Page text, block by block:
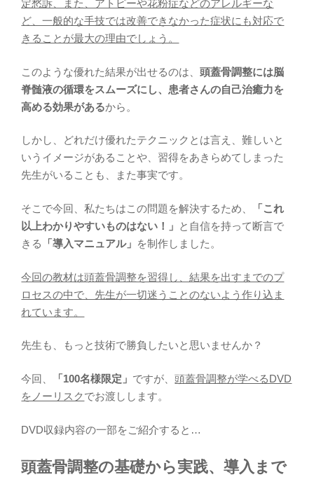
定愁訴、また、アトピーや花粉症などのアレルギーな
ど、一般的な手技では改善できなかった症状にも対応で
きることが最大の理由でしょう。
このような優れた結果が出せるのは、頭蓋骨調整には脳
脊髄液の循環をスムーズにし、患者さんの自己治癒力を
高める効果があるから。
しかし、どれだけ優れたテクニックとは言え、難しいと
いうイメージがあることや、習得をあきらめてしまった
先生がいることも、また事実です。
そこで今回、私たちはこの問題を解決するため、
「これ
以上わかりやすいものはない！」 と自信を持って断言で
きる
「導入マニュアル」 を制作しました。
今回の教材は頭蓋骨調整を習得し、結果を出すまでのプ
ロセスの中で、先生が一切迷うことのないよう作り込ま
れています。
先生も、もっと技術で勝負したいと思いませんか？
今回、 「100名様限定」 ですが、頭蓋骨調整が学べるDVD
をノーリスクでお渡しします。
DVD収録内容の一部をご紹介すると…
頭蓋骨調整の基礎から実践、導入まで